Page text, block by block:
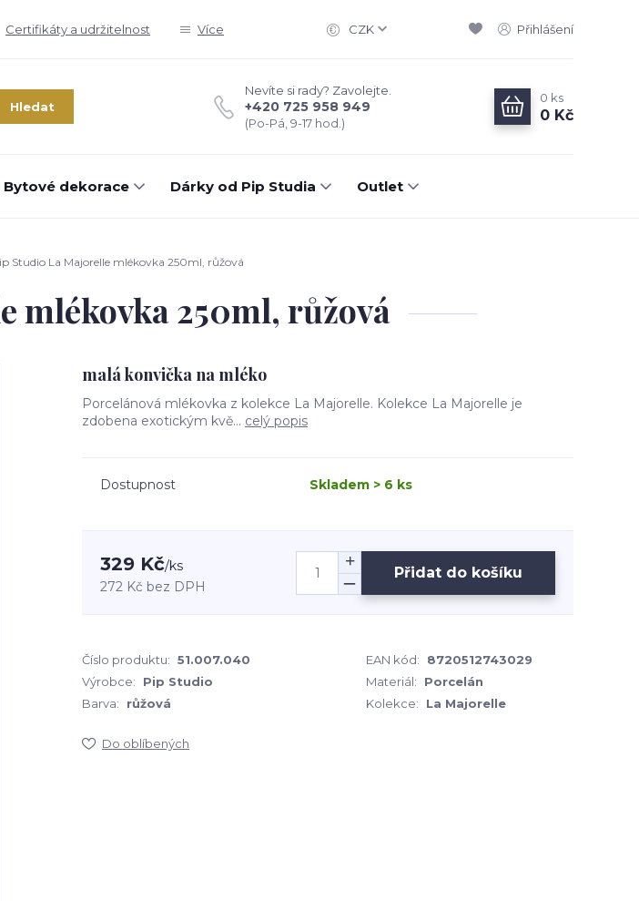
Certifikáty a udržitelnost Více CZK Přihlášení
Hledat
Nevíte si rady? Zavolejte.
+420 725 958 949
(Po-Pá, 9-17 hod.)
0 ks
0 Kč
Bytové dekorace Dárky od Pip Studia Outlet
Studio La Majorelle mlékovka 250ml, růžová
mlékovka 250ml, růžová
malá konvička na mléko
Porcelánová mlékovka z kolekce La Majorelle. Kolekce La Majorelle je
zdobena exotickým kvě... celý popis
Dostupnost Skladem > 6 ks
329 Kč/ks
272 Kč bez DPH
Přidat do košíku
Číslo produktu: 51.007.040 EAN kód:
8720512743029
Výrobce:
Pip Studio Materiál:
Porcelán
Barva:
růžová Kolekce: La Majorelle
Do oblíbených